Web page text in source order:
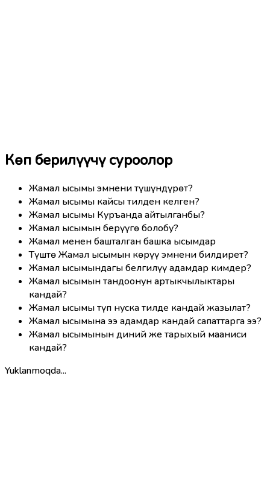
Көп берилүүчү суроолор
Жамал ысымы эмнени түшүндүрөт?
Жамал ысымы кайсы тилден келген?
Жамал ысымы Куръанда айтылганбы?
Жамал ысымын берүүгө болобу?
Жамал менен башталган башка ысымдар
Түштө Жамал ысымын көрүү эмнени билдирет?
Жамал ысымындагы белгилүү адамдар кимдер?
Жамал ысымын тандоонун артыкчылыктары
кандай?
Жамал ысымы түп нуска тилде кандай жазылат?
Жамал ысымына ээ адамдар кандай сапаттарга ээ?
Жамал ысымынын диний же тарыхый мааниси
кандай?
Yuklanmoqda...